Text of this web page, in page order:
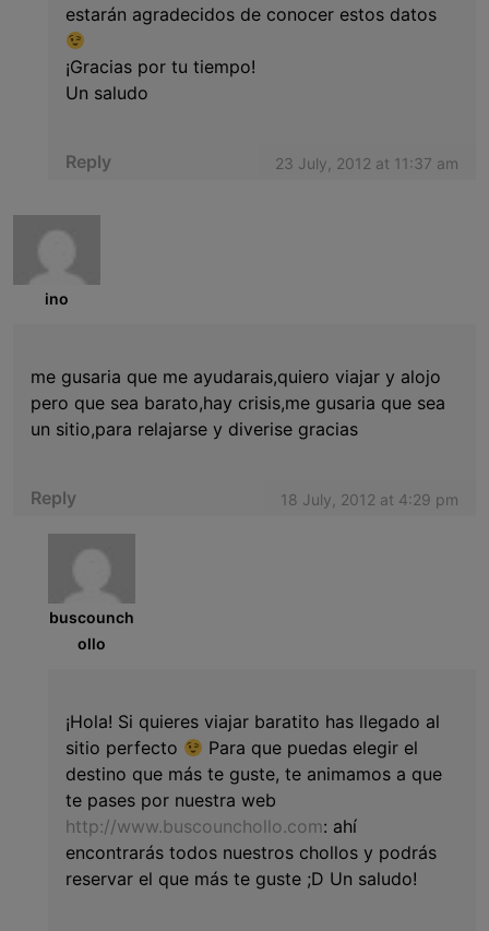
23 July, 2012 at 11:37 am
estarán agradecidos de conocer estos datos
¡Gracias por tu tiempo!
Un saludo
Reply
ino
18 July, 2012 at 4:29 pm
me gusaria que me ayudarais,quiero viajar y alojo
pero que sea barato,hay crisis,me gusaria que sea
un sitio,para relajarse y diverise gracias
Reply
buscounch
ollo
¡Hola! Si quieres viajar baratito has llegado al
sitio perfecto
Para que puedas elegir el
destino que más te guste, te animamos a que
te pases por nuestra web
http://www.buscounchollo.com: ahí
encontrarás todos nuestros chollos y podrás
reservar el que más te guste ;D Un saludo!